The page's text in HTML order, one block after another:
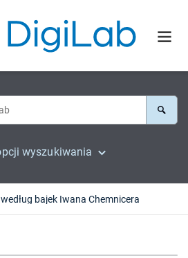
wyszukiwania
bajek Iwana Chemnicera